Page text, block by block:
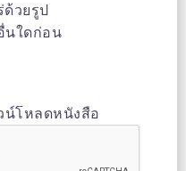
วยรูป
นใดก่อน
น์โหลดหนังสือ